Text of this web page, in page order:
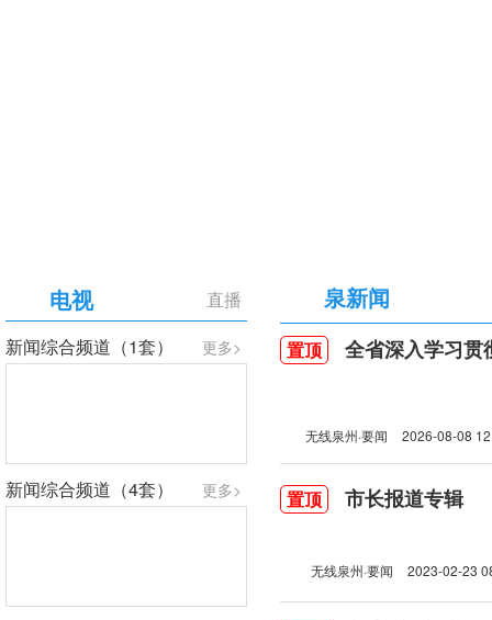
直播
电视
更多>
新闻综合频道（1套）
更多>
新闻综合频道（4套）
泉新闻
置顶 全省深入学习贯彻习
无线泉州·要闻 2026-08-08
置顶 市长报道专辑
无线泉州·要闻 2023-02-23